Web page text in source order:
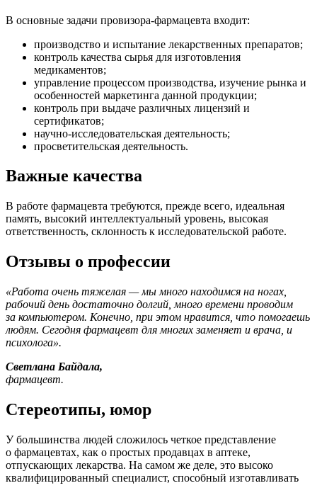
В основные задачи провизора-фармацевта входит:
производство и испытание лекарственных препаратов;
контроль качества сырья для изготовления
медикаментов;
управление процессом производства, изучение рынка и
особенностей маркетинга данной продукции;
контроль при выдаче различных лицензий и
сертификатов;
научно-исследовательская деятельность;
просветительская деятельность.
Важные качества
В работе фармацевта требуются, прежде всего, идеальная
память, высокий интеллектуальный уровень, высокая
ответственность, склонность к исследовательской работе.
Отзывы о профессии
«Работа очень тяжелая — мы много находимся на ногах,
рабочий день достаточно долгий, много времени проводим
за компьютером. Конечно, при этом нравится, что помогаешь
людям. Сегодня фармацевт для многихзаменяет и врача, и
психолога».
Светлана Байдала,
фармацевт.
Стереотипы, юмор
У большинства людей сложилось четкое представление
о фармацевтах, как о простых продавцах в аптеке,
отпускающих лекарства. На самом же деле, это высоко
квалифицированный специалист, способный изготавливать